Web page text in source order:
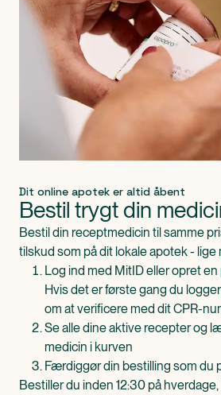
Dit online apotek er altid åbent
Bestil trygt din
Bestil din receptmedicin til samme
tilskud som på dit lokale apotek - lige
Log ind med MitID eller opret
Hvis det er første gang du
om at verificere med dit CPR-
Se alle dine aktive recepter og
medicin i kurven
Færdiggør din bestilling som du
Bestiller du inden 12:30 på